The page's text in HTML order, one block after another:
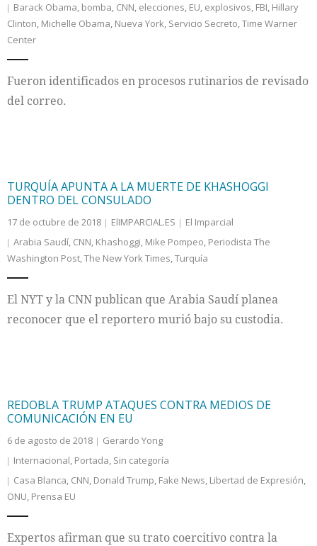
Barack Obama, bomba, CNN, elecciones, EU, explosivos, FBI, Hillary
Clinton, Michelle Obama, Nueva York, Servicio Secreto,Time Warner
Center
Fueron identificados en procesos rutinarios de revisado
del correo.
TURQUÍA APUNTA A LA MUERTE DE KHASHOGGI
DENTRO DEL CONSULADO
17 de octubre de 2018 ElIMPARCIAL.ES
El Imparcial
Arabia Saudí, CNN, Khashoggi, Mike Pompeo, Periodista The
Washington Post,The New York Times,Turquía
El NYT y la CNN publican que Arabia Saudí planea
reconocer que el reportero murió bajo su custodia.
REDOBLA TRUMP ATAQUES CONTRA MEDIOS DE
COMUNICACIÓN EN EU
6 de agosto de 2018
Gerardo Yong
Internacional, Portada, Sin categoría
Casa Blanca, CNN, Donald Trump, Fake News, Libertad de Expresión,
ONU, Prensa EU
Expertos afirman que su trato coercitivo contra la